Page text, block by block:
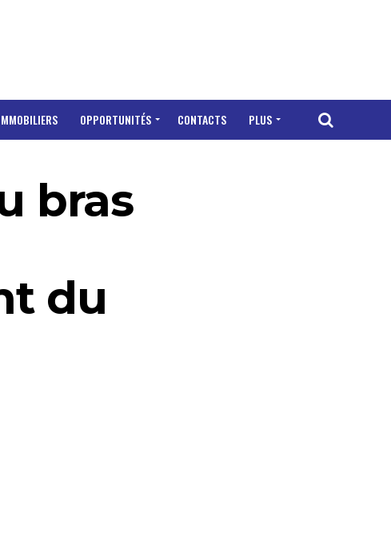
OPPORTUNITÉS CONTACTS PLUS
bras
du